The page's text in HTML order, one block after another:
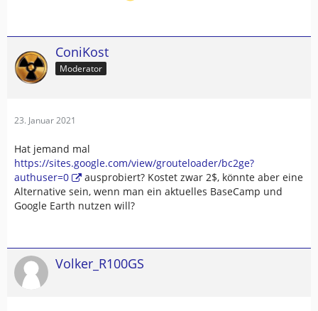
ConiKost
Moderator
23. Januar 2021
Hat jemand mal
https://sites.google.com/view/grouteloader/bc2ge?
authuser=0
ausprobiert? Kostet zwar 2$, könnte aber eine
Alternative sein, wenn man ein aktuelles BaseCamp und
Google Earth nutzen will?
Volker_R100GS